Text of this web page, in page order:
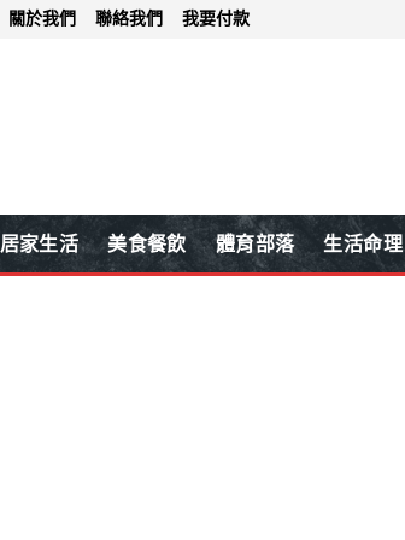
關於我們 聯絡我們 我要付款
居家生活 美食餐飲 體育部落 生活命理